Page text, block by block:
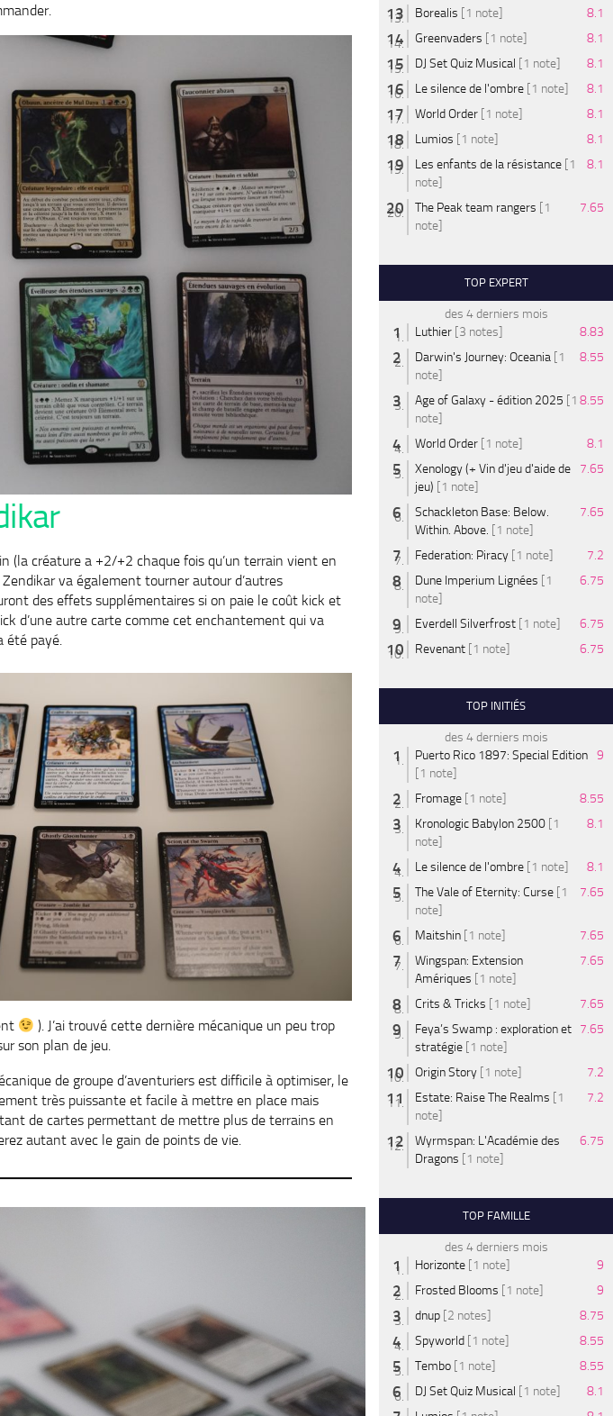
créature a +2/+2 chaque fois qu’un terrain vient en
va également tourner autour d’autres
des effets supplémentaires si on paie le coût kick et
d’une autre carte comme cet enchantement qui va
été payé.
). J’ai trouvé cette dernière mécanique un peu trop
son plan de jeu.
de groupe d’aventuriers est difficile à optimiser, le
très puissante et facile à mettre en place mais
de cartes permettant de mettre plus de terrains en
autant avec le gain de points de vie.
Borealis [1 note]
8.1
Greenvaders [1 note]
8.1
DJ Set Quiz Musical [1 note]
8.1
Le silence de l'ombre [1 note]
8.1
World Order [1 note]
8.1
Lumios [1 note]
8.1
Les enfants de la résistance [1
note]
8.1
The Peak team rangers [1
note]
7.65
TOP EXPERT
des 4 derniers mois
Luthier [3 notes]
8.83
Darwin's Journey: Oceania [1
note]
8.55
Age of Galaxy - édition 2025 [1
note]
8.55
World Order [1 note]
8.1
Xenology (+ Vin d'jeu d'aide de
jeu) [1 note]
7.65
Schackleton Base: Below.
Within. Above. [1 note]
7.65
Federation: Piracy [1 note]
7.2
Dune Imperium Lignées [1
note]
6.75
Everdell Silverfrost [1 note]
6.75
Revenant [1 note] 6.75
TOP INITIÉS
des 4 derniers mois
Puerto Rico 1897: Special Edition
[1 note]
9
Fromage [1 note]
8.55
Kronologic Babylon 2500 [1
note]
8.1
Le silence de l'ombre [1 note]
8.1
The Vale of Eternity: Curse [1
note]
7.65
Maitshin [1 note]
7.65
Wingspan: Extension
Amériques [1 note]
7.65
Crits & Tricks [1 note]
7.65
Feya’s Swamp : exploration et
stratégie [1 note]
7.65
Origin Story [1 note]
7.2
Estate: Raise The Realms [1
note]
7.2
Wyrmspan: L'Académie des
Dragons [1 note]
6.75
TOP FAMILLE
des 4 derniers mois
Horizonte [1 note]
9
Frosted Blooms [1 note]
9
dnup [2 notes]
8.75
Spyworld [1 note]
8.55
Tembo [1 note]
8.55
DJ Set Quiz Musical [1 note]
8.1